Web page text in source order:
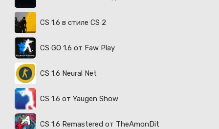
CS 1.6 в стиле CS 2
CS GO 1.6 от Faw Play
CS 1.6 Neural Net
CS 1.6 от Yaugen Show
CS 1.6 Remastered от TheAmonDit